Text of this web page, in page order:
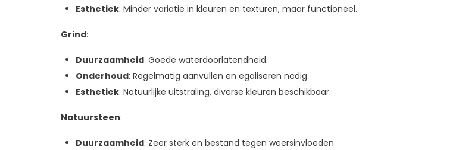
Esthetiek: Minder variatie in kleuren en texturen, maar functioneel.
Grind:
Duurzaamheid: Goede waterdoorlatendheid.
Onderhoud: Regelmatig aanvullen en egaliseren nodig.
Esthetiek: Natuurlijke uitstraling, diverse kleuren beschikbaar.
Natuursteen:
Duurzaamheid: Zeer sterk en bestand tegen weersinvloeden.